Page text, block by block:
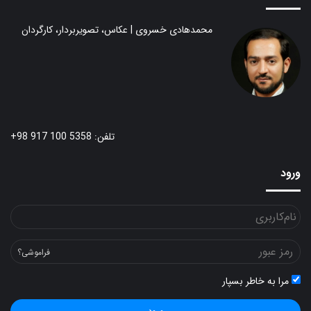
محمدهادی خسروی | عکاس، تصویربردار، کارگردان
تلفن: 5358 100 917 98+
ورود
فراموشی؟
مرا به خاطر بسپار